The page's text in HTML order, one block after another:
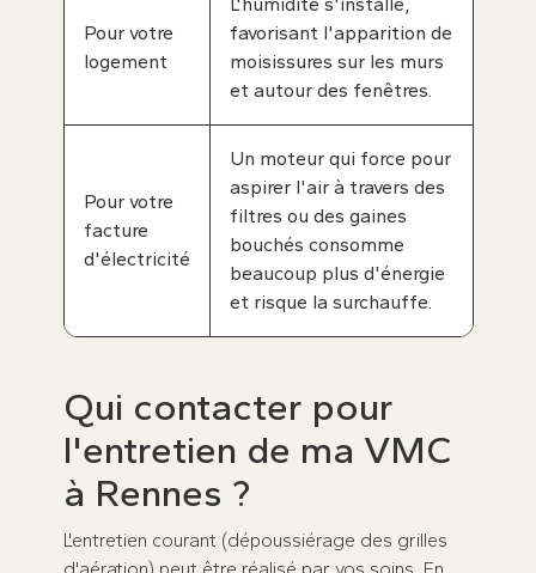
Pour votre
logement
favorisant l'apparition de
moisissures sur les murs
et autour des fenêtres.
Pour votre
facture
d'électricité
Un moteur qui force pour
aspirer l'air à travers des
filtres ou des gaines
bouchés consomme
beaucoup plus d'énergie
et risque la surchauffe.
Qui contacter pour
l'entretien de ma VMC
à Rennes ?
L'entretien courant (dépoussiérage des grilles